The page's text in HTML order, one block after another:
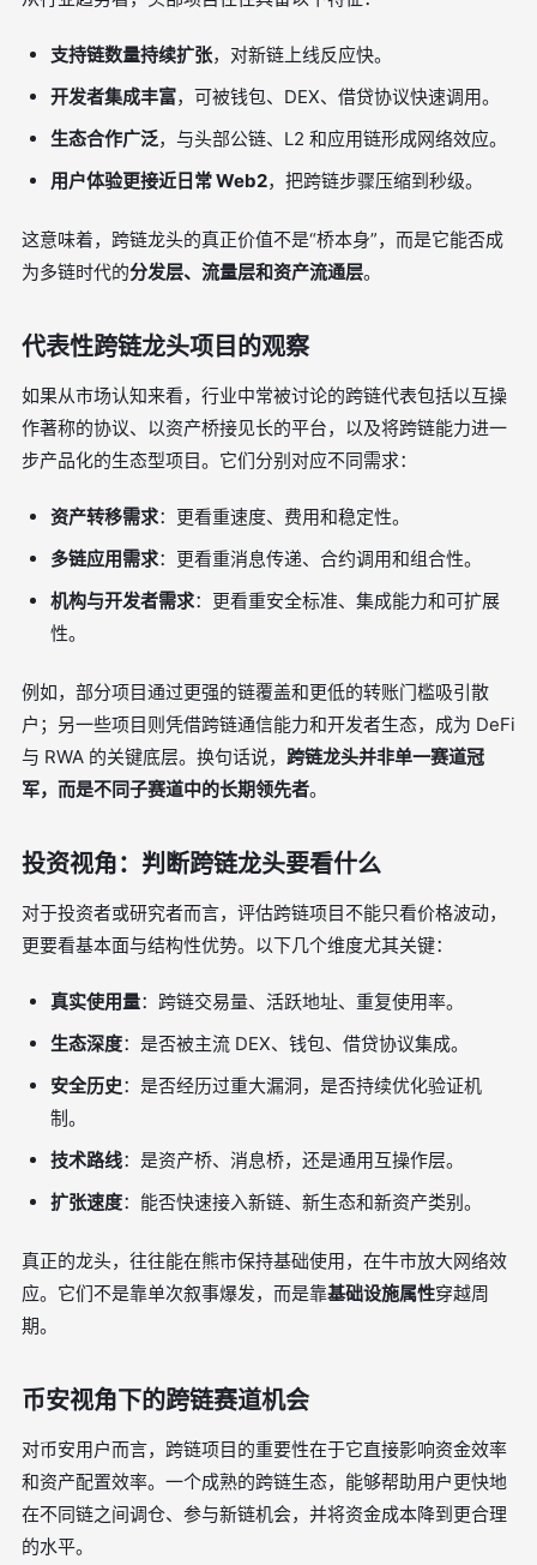
支持链数量持续扩张，对新链上线反应快。
开发者集成丰富，可被钱包、DEX、借贷协议快速调用。
生态合作广泛，与头部公链、L2 和应用链形成网络效应。
用户体验更接近日常 Web2，把跨链步骤压缩到秒级。
这意味着，跨链龙头的真正价值不是“桥本身”，而是它能否成
为多链时代的分发层、流量层和资产流通层。
代表性跨链龙头项目的观察
如果从市场认知来看，行业中常被讨论的跨链代表包括以互操
作著称的协议、以资产桥接见长的平台，以及将跨链能力进一
步产品化的生态型项目。它们分别对应不同需求：
资产转移需求：更看重速度、费用和稳定性。
多链应用需求：更看重消息传递、合约调用和组合性。
机构与开发者需求：更看重安全标准、集成能力和可扩展
性。
例如，部分项目通过更强的链覆盖和更低的转账门槛吸引散
户；另一些项目则凭借跨链通信能力和开发者生态，成为 DeFi
与 RWA 的关键底层。换句话说， 跨链龙头并非单一赛道冠
军，而是不同子赛道中的长期领先者。
投资视角：判断跨链龙头要看什么
对于投资者或研究者而言，评估跨链项目不能只看价格波动，
更要看基本面与结构性优势。以下几个维度尤其关键：
真实使用量：跨链交易量、活跃地址、重复使用率。
生态深度：是否被主流 DEX、钱包、借贷协议集成。
安全历史：是否经历过重大漏洞，是否持续优化验证机
制。
技术路线：是资产桥、消息桥，还是通用互操作层。
扩张速度：能否快速接入新链、新生态和新资产类别。
真正的龙头，往往能在熊市保持基础使用，在牛市放大网络效
应。它们不是靠单次叙事爆发，而是靠基础设施属性穿越周
期。
币安视角下的跨链赛道机会
对币安用户而言，跨链项目的重要性在于它直接影响资金效率
和资产配置效率。一个成熟的跨链生态，能够帮助用户更快地
在不同链之间调仓、参与新链机会，并将资金成本降到更合理
的水平。